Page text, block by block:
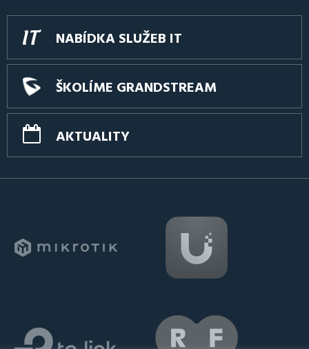
NABÍDKA SLUŽEB IT
ŠKOLÍME GRANDSTREAM
AKTUALITY